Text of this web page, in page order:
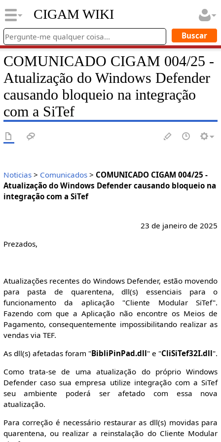
CIGAM WIKI
COMUNICADO CIGAM 004/25 -
Atualização do Windows Defender
causando bloqueio na integração
com a SiTef
Noticias> Comunicados> COMUNICADO CIGAM 004/25 -
Atualização do Windows Defender causando bloqueio na
integração com a SiTef
23 de janeiro de 2025
Prezados,
Atualizações recentes do Windows Defender, estão movendo
para pasta de quarentena, dll(s) essenciais para o
funcionamento da aplicação "Cliente Modular SiTef".
Fazendo com que a Aplicação não encontre os Meios de
Pagamento, consequentemente impossibilitando realizar as
vendas via TEF.
As dll(s) afetadas foram "BibliPinPad.dll" e "CliSiTef32I.dll".
Como trata-se de uma atualização do próprio Windows
Defender caso sua empresa utilize integração com a SiTef
seu ambiente poderá ser afetado com essa nova
atualização.
Para correção é necessário restaurar as dll(s) movidas para
quarentena, ou realizar a reinstalação do Cliente Modular